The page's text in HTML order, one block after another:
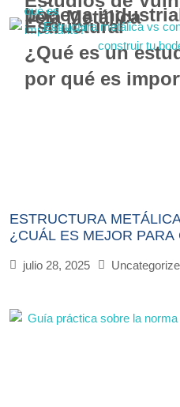
bodega
Teja Metálica
¿Qué es un
por qué es
Estructural
ESTRUCTURA
¿CUÁL ES MEJOR PARA
julio 28, 2025